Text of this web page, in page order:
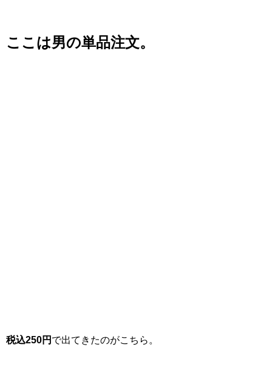
ここは男の単品注文。
税込250円 で出てきたのがこちら。